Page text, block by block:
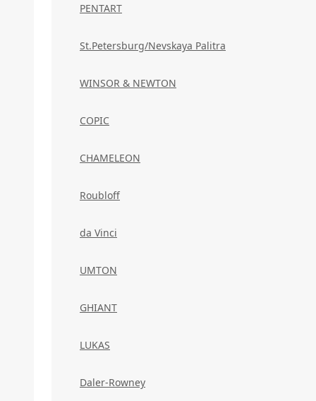
PENTART
St.Petersburg/Nevskaya Palitra
WINSOR & NEWTON
COPIC
CHAMELEON
Roubloff
da Vinci
UMTON
GHIANT
LUKAS
Daler-Rowney